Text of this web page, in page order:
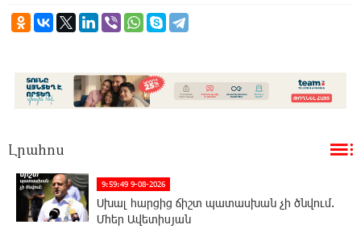
Լրահոս
9:59:49 9-08-2026
Սխալ հարցից ճիշտ պատասխան չի ծնվում.
Մհեր Ավետիսյան